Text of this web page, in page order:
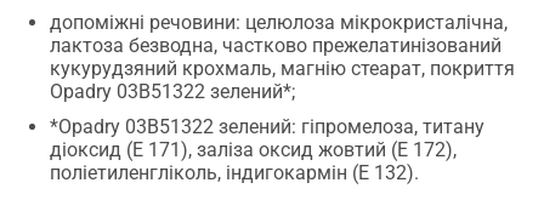
допоміжні речовини: целюлоза мікрокристалічна,
лактоза безводна, частково прежелатинізований
кукурудзяний крохмаль, магнію стеарат, покриття
Opadry 03В51322 зелений*;
*Opadry 03В51322 зелений: гіпромелоза, титану
діоксид (Е 171), заліза оксид жовтий (Е 172),
поліетиленгліколь, індигокармін (Е 132).